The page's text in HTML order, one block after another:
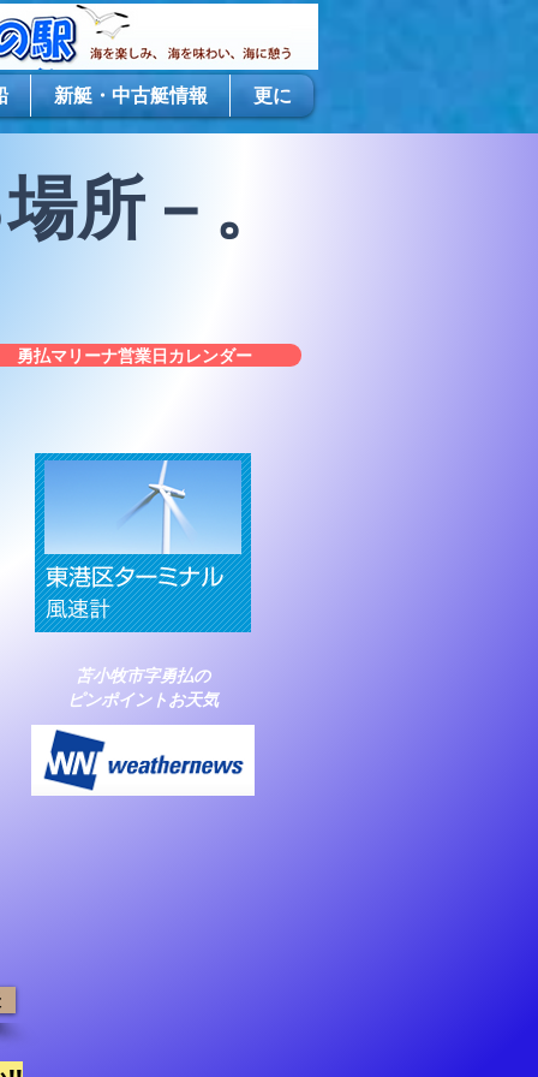
新艇・中古艇情報 更に
所－。
勇払マリーナ営業日カレンダー
苫小牧市字勇払の
ピンポイントお天気